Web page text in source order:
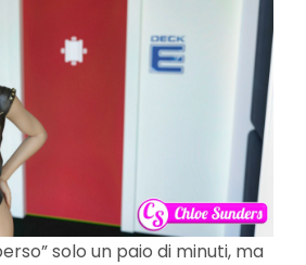
solo un paio di minuti, ma